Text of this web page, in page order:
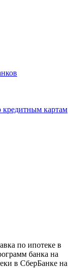
картам
по ипотеке в
банка на
в СберБанке на